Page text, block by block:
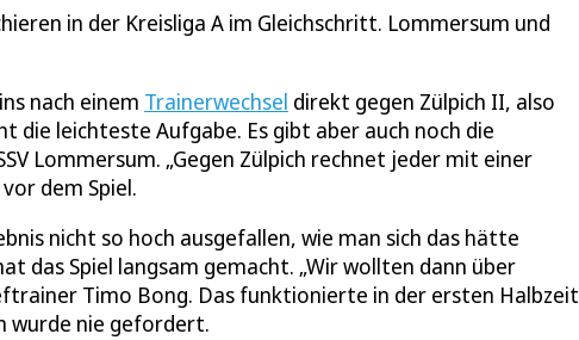
in der Kreisliga A im Gleichschritt. Lommersum und
nach einem Trainerwechsel direkt gegen Zülpich II, also
leichteste Aufgabe. Es gibt aber auch noch die
Lommersum. „Gegen Zülpich rechnet jeder mit einer
dem Spiel.
nicht so hoch ausgefallen, wie man sich das hätte
das Spiel langsam gemacht. „Wir wollten dann über
Timo Bong. Das funktionierte in der ersten Halbzeit
wurde nie gefordert.